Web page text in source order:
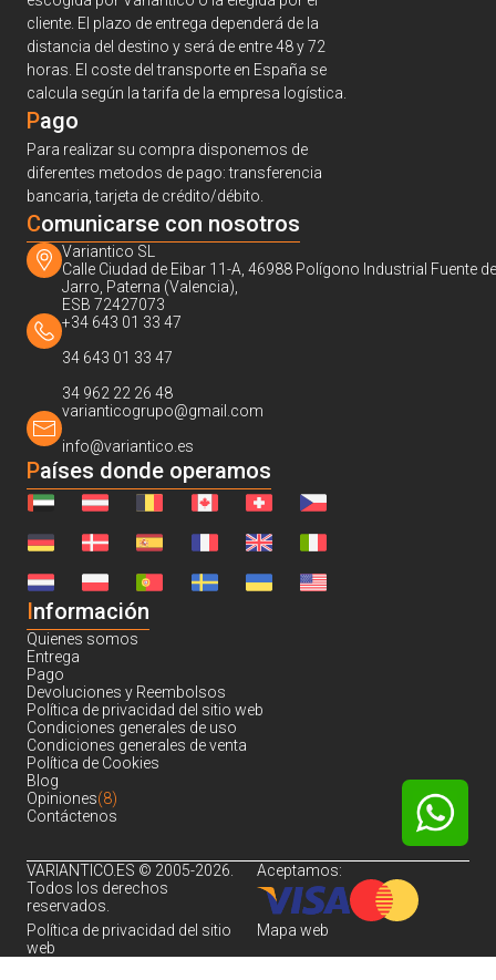
cliente. El plazo de entrega dependerá de la
distancia del destino y será de entre 48 y 72
horas. El coste del transporte en España se
calcula según la tarifa de la empresa logística.
Pago
Para realizar su compra disponemos de
diferentes metodos de pago: transferencia
bancaria, tarjeta de crédito/débito.
Comunicarse con nosotros
Variantico SL
Calle Ciudad de Eibar 11-A, 46988 Polígono Industrial Fuente
Jarro, Paterna (Valencia),
ESB 72427073
+34 643 01 33 47
34 643 01 33 47
34 962 22 26 48
varianticogrupo@gmail.com
info@variantico.es
Países donde operamos
Información
Quienes somos
Entrega
Pago
Devoluciones y Reembolsos
Política de privacidad del sitio web
Condiciones generales de uso
Condiciones generales de venta
Política de Cookies
Blog
Opiniones(8)
Contáctenos
VARIANTICO.ES © 2005-2026.
Todos los derechos
reservados.
Aceptamos:
Política de privacidad del sitio
web
Mapa web